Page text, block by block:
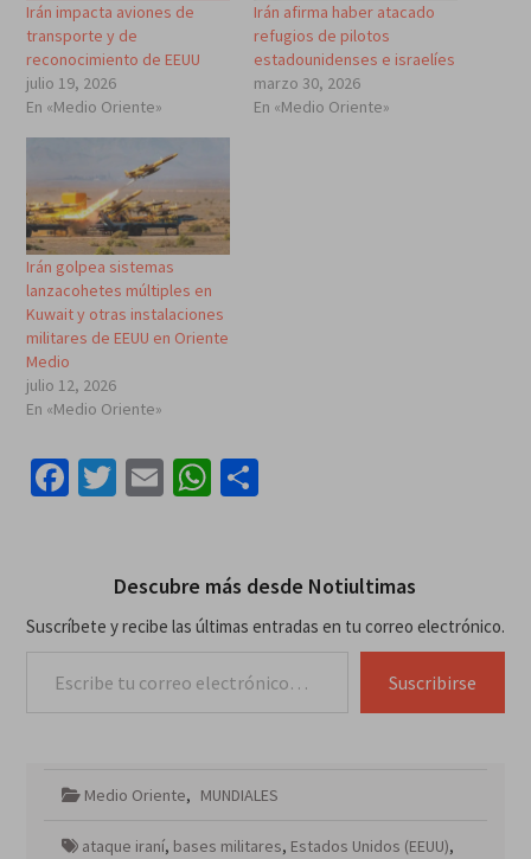
Irán impacta aviones de
transporte y de
reconocimiento de EEUU
julio 19, 2026
En «Medio Oriente»
Irán afirma haber atacado
refugios de pilotos
estadounidenses e israelíes
marzo 30, 2026
En «Medio Oriente»
Irán golpea sistemas
lanzacohetes múltiples en
Kuwait y otras instalaciones
militares de EEUU en Oriente
Medio
julio 12, 2026
En «Medio Oriente»
Facebook
Twitter
EmailWhatsApp
Compartir
Descubre más desde Notiultimas
Suscríbete y recibe las últimas entradas en tu correo electrónico.
Suscribirse
Medio Oriente, MUNDIALES
ataque iraní, bases militares, Estados Unidos (EEUU),